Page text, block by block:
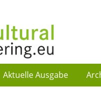
Aktuelle Ausgabe